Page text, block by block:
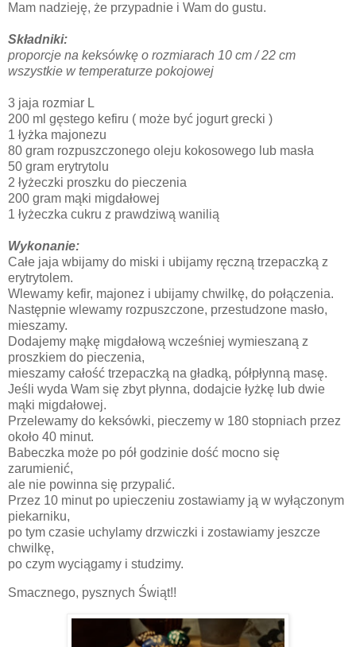
Mam nadzieję, że przypadnie i Wam do gustu.
Składniki:
proporcje na keksówkę o rozmiarach 10 cm / 22 cm
wszystkie w temperaturze pokojowej
3 jaja rozmiar L
200 ml gęstego kefiru ( może być jogurt grecki )
1 łyżka majonezu
80 gram rozpuszczonego oleju kokosowego lub masła
50 gram erytrytolu
2 łyżeczki proszku do pieczenia
200 gram mąki migdałowej
1 łyżeczka cukru z prawdziwą wanilią
Wykonanie:
Całe jaja wbijamy do miski i ubijamy ręczną trzepaczką z
erytrytolem.
Wlewamy kefir, majonez i ubijamy chwilkę, do połączenia.
Następnie wlewamy rozpuszczone, przestudzone masło,
mieszamy.
Dodajemy mąkę migdałową wcześniej wymieszaną z
proszkiem do pieczenia,
mieszamy całość trzepaczką na gładką, półpłynną masę.
Jeśli wyda Wam się zbyt płynna, dodajcie łyżkę lub dwie
mąki migdałowej.
Przelewamy do keksówki, pieczemy w 180 stopniach przez
około 40 minut.
Babeczka może po pół godzinie dość mocno się
zarumienić,
ale nie powinna się przypalić.
Przez 10 minut po upieczeniu zostawiamy ją w wyłączonym
piekarniku,
po tym czasie uchylamy drzwiczki i zostawiamy jeszcze
chwilkę,
po czym wyciągamy i studzimy.
Smacznego, pysznych Świąt!!